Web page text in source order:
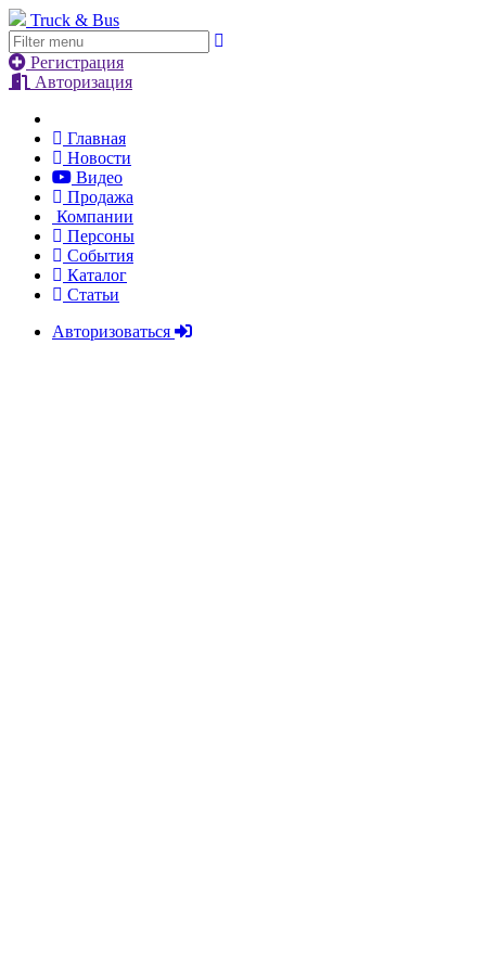
Truck & Bus
Регистрация
Авторизация
Главная
Новости
Видео
Продажа
Компании
Персоны
События
Каталог
Статьи
Авторизоваться